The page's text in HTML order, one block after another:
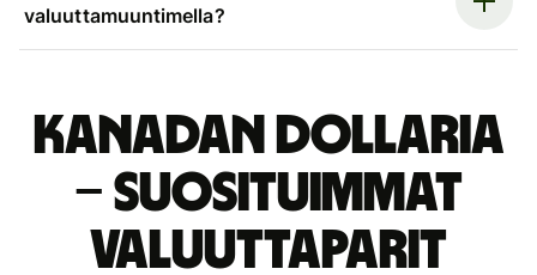
valuuttamuuntimella?
Kanadan dollaria
– suosituimmat
valuuttaparit